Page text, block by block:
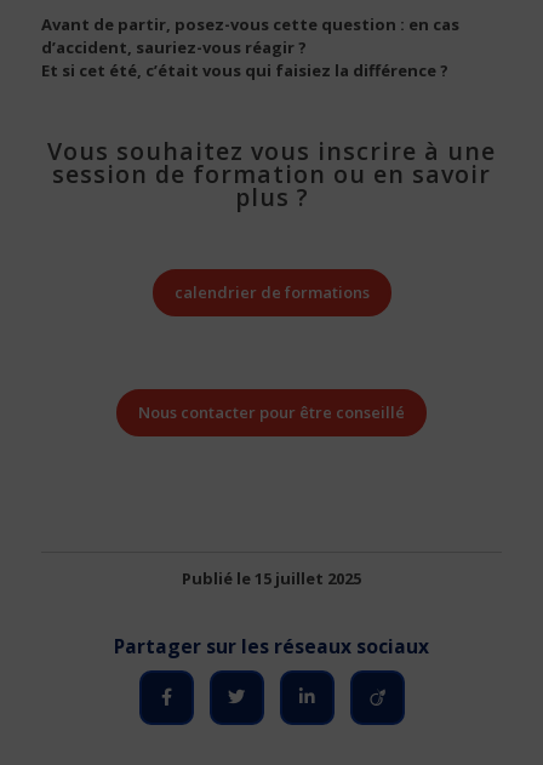
Avant de partir, posez-vous cette question : en cas
d’accident, sauriez-vous réagir ?
Et si cet été, c’était vous qui faisiez la différence ?
Vous souhaitez vous inscrire à une
session de formation ou en savoir
plus ?
calendrier de formations
Nous contacter pour être conseillé
Publié le 15 juillet 2025